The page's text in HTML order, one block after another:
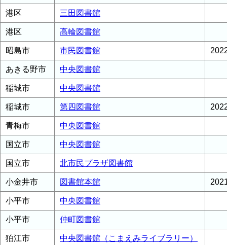
港区 三田図書館
港区 高輪図書館
昭島市 市民図書館
あきる野市 中央図書館
稲城市 中央図書館
稲城市 第四図書館
青梅市 中央図書館
国立市 中央図書館
国立市 北市民プラザ図書館
小金井市 図書館本館
小平市 中央図書館
小平市 仲町図書館
狛江市 中央図書館（こまえみライブラリー）